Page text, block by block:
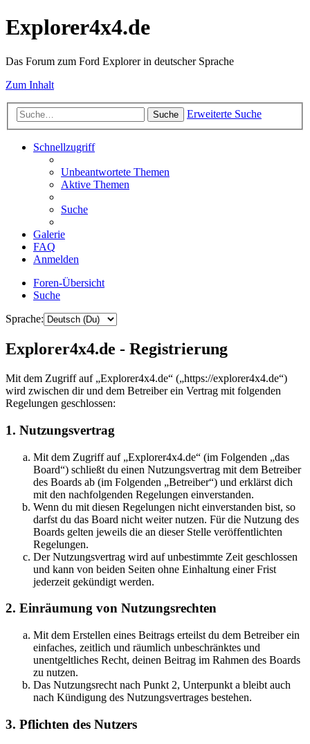
Explorer4x4.de
Das Forum zum Ford Explorer in deutscher Sprache
Zum Inhalt
Suche Erweiterte Suche
Schnellzugriff
Unbeantwortete Themen
Aktive Themen
Suche
Galerie
FAQ
Anmelden
Foren-Übersicht
Suche
Sprache:
Explorer4x4.de - Registrierung
Mit dem Zugriff auf „Explorer4x4.de“ („https://explorer4x4.de“)
wird zwischen dir und dem Betreiber ein Vertrag mit folgenden
Regelungen geschlossen:
1. Nutzungsvertrag
Mit dem Zugriff auf „Explorer4x4.de“ (im Folgenden „das
Board“) schließt du einen Nutzungsvertrag mit dem Betreiber
des Boards ab (im Folgenden „Betreiber“) und erklärst dich
mit den nachfolgenden Regelungen einverstanden.
Wenn du mit diesen Regelungen nicht einverstanden bist, so
darfst du das Board nicht weiter nutzen. Für die Nutzung des
Boards gelten jeweils die an dieser Stelle veröffentlichten
Regelungen.
Der Nutzungsvertrag wird auf unbestimmte Zeit geschlossen
und kann von beiden Seiten ohne Einhaltung einer Frist
jederzeit gekündigt werden.
2. Einräumung von Nutzungsrechten
Mit dem Erstellen eines Beitrags erteilst du dem Betreiber ein
einfaches, zeitlich und räumlich unbeschränktes und
unentgeltliches Recht, deinen Beitrag im Rahmen des Boards
zu nutzen.
Das Nutzungsrecht nach Punkt 2, Unterpunkt a bleibt auch
nach Kündigung des Nutzungsvertrages bestehen.
3. Pflichten des Nutzers